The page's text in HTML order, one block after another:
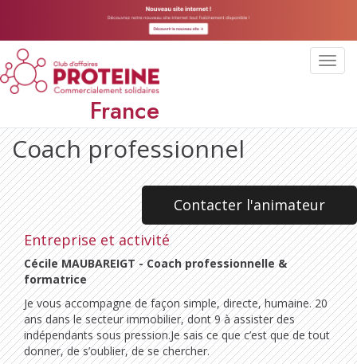
France
Coach professionnel
Contacter l'animateur
Entreprise et activité
Cécile MAUBAREIGT - Coach professionnelle &
formatrice
Je vous accompagne de façon simple, directe, humaine. 20
ans dans le secteur immobilier, dont 9 à assister des
indépendants sous pression.Je sais ce que c’est que de tout
donner, de s’oublier, de se chercher.